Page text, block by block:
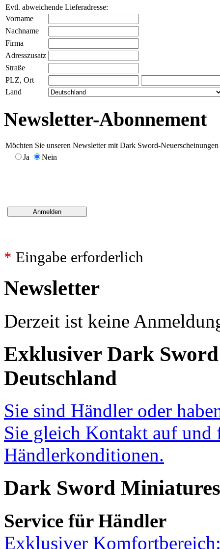
Evtl. abweichende Lieferadresse:
Vorname
Nachname
Firma
Adresszusatz
Straße
PLZ, Ort
Land
Newsletter-Abonnement
Möchten Sie unseren Newsletter mit Dark Sword-
Ja
Nein
* Eingabe erforderlich
Newsletter
Derzeit ist keine
Exklusiver Dark
Deutschland
Sie sind Händler oder
Sie gleich Kontakt auf und
Händlerkonditionen.
Dark Sword
Service für Händler
Exklusiver